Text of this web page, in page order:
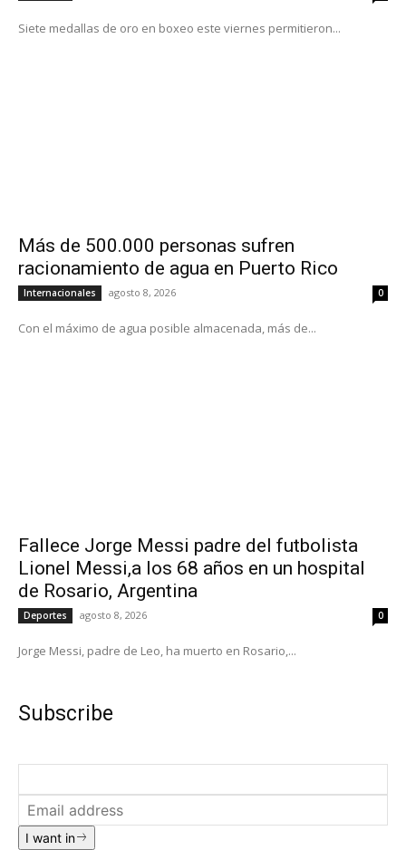
Siete medallas de oro en boxeo este viernes permitieron...
Más de 500.000 personas sufren
racionamiento de agua en Puerto Rico
Internacionales agosto 8, 2026 0
Con el máximo de agua posible almacenada, más de...
Fallece Jorge Messi padre del futbolista
Lionel Messi,a los 68 años en un hospital
de Rosario, Argentina
Deportes agosto 8, 2026 0
Jorge Messi, padre de Leo, ha muerto en Rosario,...
Subscribe
I want in